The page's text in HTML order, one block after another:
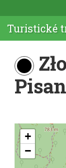
Turistické
+
−